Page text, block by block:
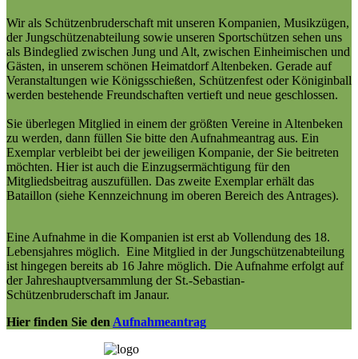
Wir als Schützenbruderschaft mit unseren Kompanien, Musikzügen,
der Jungschützenabteilung sowie unseren Sportschützen sehen uns
als Bindeglied zwischen Jung und Alt, zwischen Einheimischen und
Gästen, in unserem schönen Heimatdorf Altenbeken. Gerade auf
Veranstaltungen wie Königsschießen, Schützenfest oder Königinball
werden bestehende Freundschaften vertieft und neue geschlossen.
Sie überlegen Mitglied in einem der größten Vereine in Altenbeken
zu werden, dann füllen Sie bitte den Aufnahmeantrag aus. Ein
Exemplar verbleibt bei der jeweiligen Kompanie, der Sie beitreten
möchten. Hier ist auch die Einzugsermächtigung für den
Mitgliedsbeitrag auszufüllen. Das zweite Exemplar erhält das
Bataillon (siehe Kennzeichnung im oberen Bereich des Antrages).
Eine Aufnahme in die Kompanien ist erst ab Vollendung des 18.
Lebensjahres möglich. Eine Mitglied in der Jungschützenabteilung
ist hingegen bereits ab 16 Jahre möglich. Die Aufnahme erfolgt auf
der Jahreshauptversammlung der St.-Sebastian-
Schützenbruderschaft im Janaur.
Hier finden Sie den Aufnahmeantrag